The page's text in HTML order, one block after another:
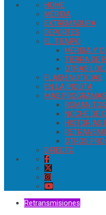
HOME
MÉRIDA
EXTREMADURA
DEPORTES
EL TIEMPO
MÉRIDA Y
TIERRA DE
OTRAS
FLASH NOTICIAS
EN LA PICOTA
MÁS PROGRAMAS
ROMANITOS
NOCHE DE
HISTORIAS
OTROS
DIRECTO
Retransmisiones